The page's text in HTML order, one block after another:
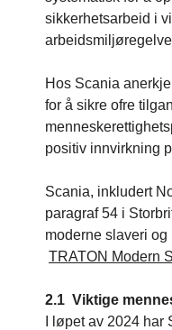
sikkerhetsarbeid i
Hos Scania
for å sikre ofre
positiv innvirkning
Scania, inkludert
paragraf 54 i
moderne slaveri
TRATON Modern
2.1 Viktige
I løpet av 2024